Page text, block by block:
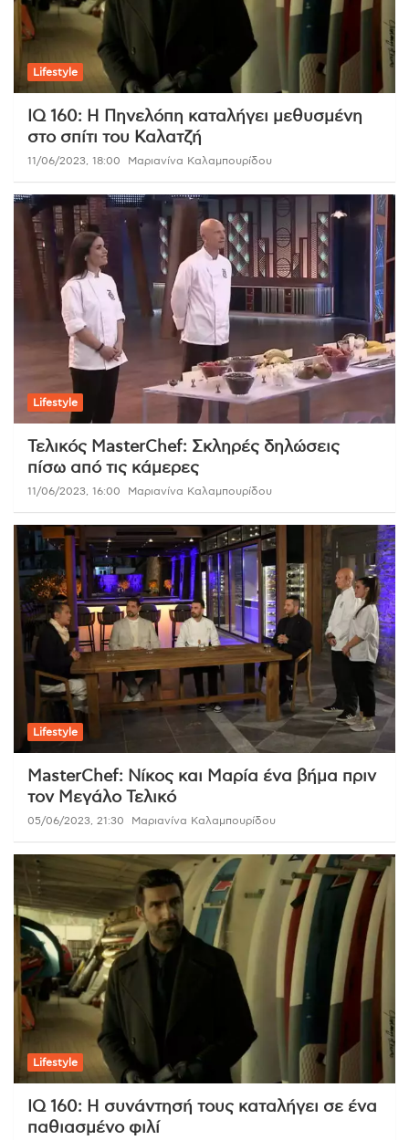
Lifestyle
IQ 160: Η Πηνελόπη καταλήγει μεθυσμένη
στο σπίτι του Καλατζή
11/06/2023, 18:00 Μαριανίνα Καλαμπουρίδου
Lifestyle
Τελικός MasterChef: Σκληρές δηλώσεις
πίσω από τις κάμερες
11/06/2023, 16:00 Μαριανίνα Καλαμπουρίδου
Lifestyle
MasterChef: Νίκος και Μαρία ένα βήμα πριν
τον Μεγάλο Τελικό
05/06/2023, 21:30 Μαριανίνα Καλαμπουρίδου
Lifestyle
IQ 160: Η συνάντησή τους καταλήγει σε ένα
παθιασμένο φιλί